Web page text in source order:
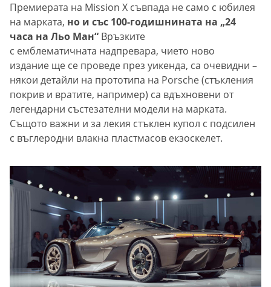
Премиерата на Mission X съвпада не само с юбилея
на марката, но и със 100-годишнината на „24
часа на Льо Ман“ Връзките
с емблематичната надпревара, чието ново
издание ще се проведе през уикенда, са очевидни –
някои детайли на прототипа на Porsche (стъкления
покрив и вратите, например) са вдъхновени от
легендарни състезателни модели на марката.
Същото важни и за лекия стъклен купол с подсилен
с въглеродни влакна пластмасов екзоскелет.